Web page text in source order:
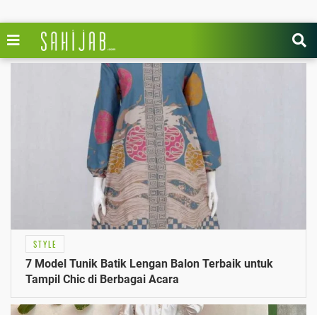
STYLE
7 Model Tunik Batik Lengan Balon Terbaik untuk
Tampil Chic di Berbagai Acara